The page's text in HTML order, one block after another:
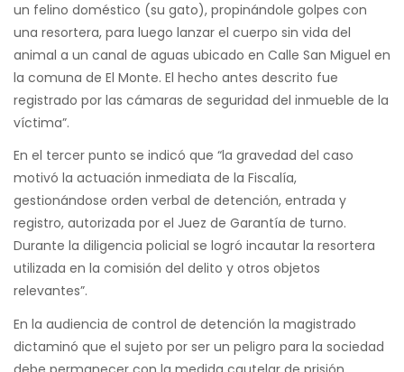
un felino doméstico (su gato), propinándole golpes con
una resortera, para luego lanzar el cuerpo sin vida del
animal a un canal de aguas ubicado en Calle San Miguel en
la comuna de El Monte. El hecho antes descrito fue
registrado por las cámaras de seguridad del inmueble de la
víctima”.
En el tercer punto se indicó que “la gravedad del caso
motivó la actuación inmediata de la Fiscalía,
gestionándose orden verbal de detención, entrada y
registro, autorizada por el Juez de Garantía de turno.
Durante la diligencia policial se logró incautar la resortera
utilizada en la comisión del delito y otros objetos
relevantes”.
En la audiencia de control de detención la magistrado
dictaminó que el sujeto por ser un peligro para la sociedad